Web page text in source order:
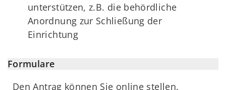
unterstützen, z.B. die behördliche
Anordnung zur Schließung der
Einrichtung
Formulare
Den Antrag können Sie online stellen.